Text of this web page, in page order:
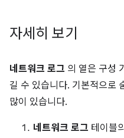
자세히 보기
네트워크 로그 의 열은 구성
길 수 있습니다. 기본적으로
많이 있습니다.
네트워크 로그 테이블